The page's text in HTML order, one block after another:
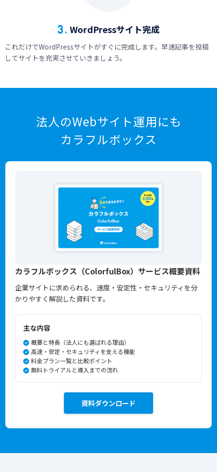
WordPressサイト完成
これだけでWordPressサイトがすぐに完成します。早速記事を投稿
してサイトを充実させていきましょう。
法人のWebサイト運用にも
カラフルボックス
カラフルボックス（ColorfulBox）サービス概要資料
企業サイトに求められる、速度・安定性・セキュリティを分
かりやすく解説した資料です。
主な内容
概要と特長（法人にも選ばれる理由）
高速・安定・セキュリティを支える機能
料金プラン一覧と比較ポイント
無料トライアルと導入までの流れ
資料ダウンロード